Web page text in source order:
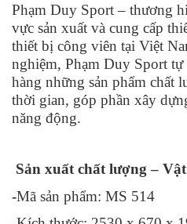
Phạm Duy Sport – thương
vực sản xuất và cung cấp
thiết bị công viên tại Việt
nghiệm, Phạm Duy Sport tự
hàng những sản phẩm chất
thời gian, góp phần xây
năng động.
Sản xuất chất lượng –
-Mã sản phẩm: MS 514